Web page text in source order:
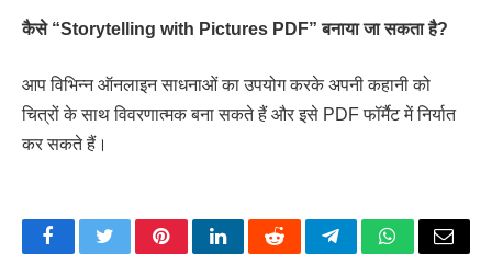
कैसे “Storytelling with Pictures PDF” बनाया जा सकता है?
आप विभिन्न ऑनलाइन साधनाओं का उपयोग करके अपनी कहानी को
चित्रों के साथ विवरणात्मक बना सकते हैं और इसे PDF फॉर्मैट में निर्यात
कर सकते हैं।
FacebookTwitterPinterestLinkedInRedditTelegramWhatsApp
Email